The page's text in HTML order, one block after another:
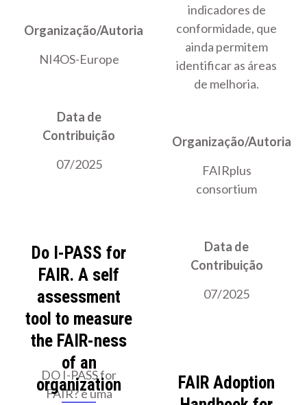
Organização/Autoria
NI4OS-Europe
Data de
Contribuição
07/2025
indicadores de
conformidade, que
ainda permitem
identificar as áreas
de melhoria.
Organização/Autoria
FAIRplus
consortium
Data de
Contribuição
07/2025
Do I-PASS for
FAIR. A self
assessment
tool to measure
the FAIR-ness
of an
organization
DO I-PASS for
FAIR? é uma
FAIR Adoption